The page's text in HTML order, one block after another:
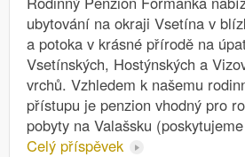
ubytování na okraji Vsetína v
a potoka v krásné přírodě na
Vsetínských, Hostýnských a
vrchů. Vzhledem k našemu
přístupu je penzion vhodný pro
pobyty na Valašsku
Celý příspěvek